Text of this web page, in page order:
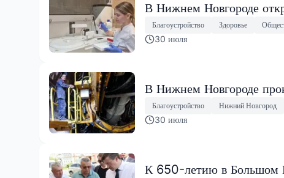
В Нижнем Новгороде
Благоустройство Здоровье
30 июля
В Нижнем Новгороде
Благоустройство Нижний Новгород
30 июля
К 650-летию в Большом